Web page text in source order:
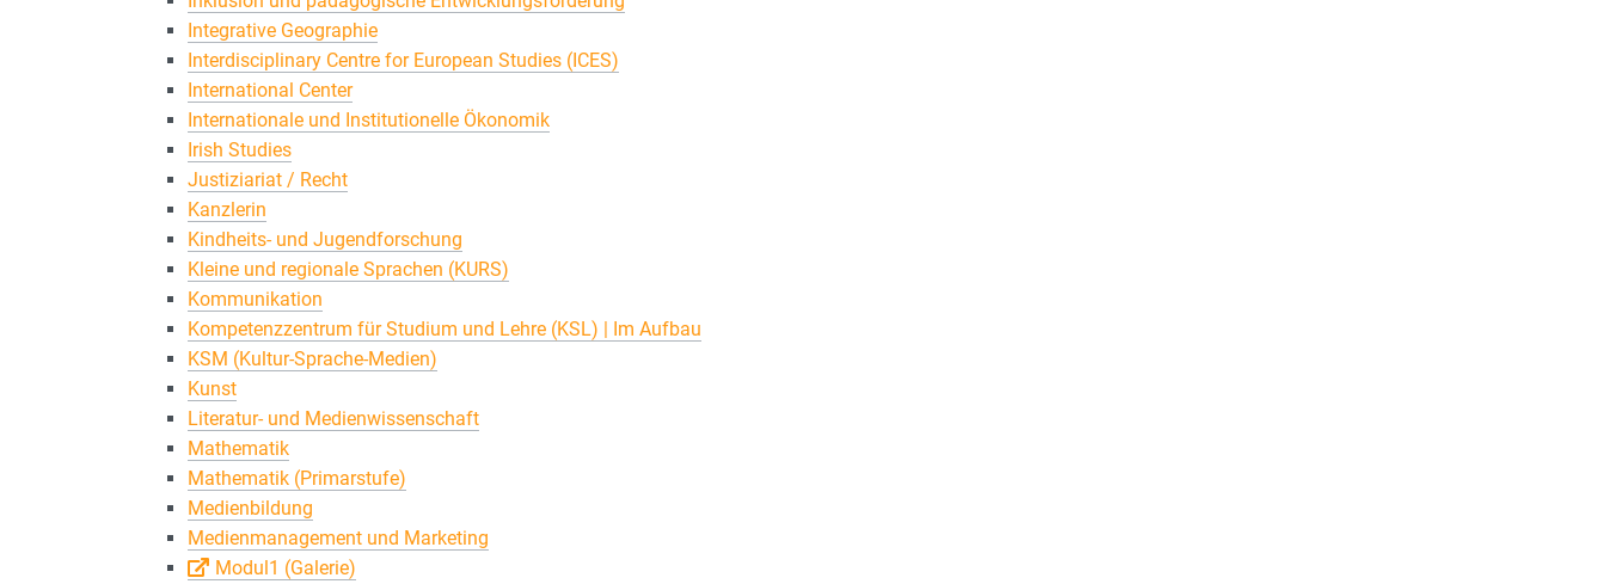
Integrative Geographie
Interdisciplinary Centre for European Studies (ICES)
International Center
Internationale und Institutionelle Ökonomik
Irish Studies
Justiziariat / Recht
Kanzlerin
Kindheits- und Jugendforschung
Kleine und regionale Sprachen (KURS)
Kommunikation
Kompetenzzentrum für Studium und Lehre (KSL) | Im Aufbau
KSM (Kultur-Sprache-Medien)
Kunst
Literatur- und Medienwissenschaft
Mathematik
Mathematik (Primarstufe)
Medienbildung
Medienmanagement und Marketing
Modul1 (Galerie)